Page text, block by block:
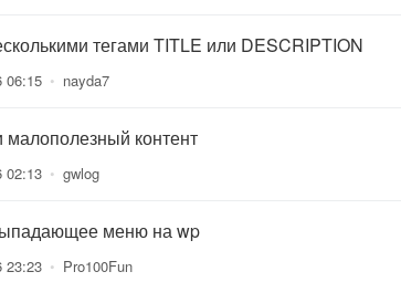
тегами TITLE или DESCRIPTION
06:15 • nayda7
контент
02:13 • gwlog
меню на wp
23:23 • Pro100Fun